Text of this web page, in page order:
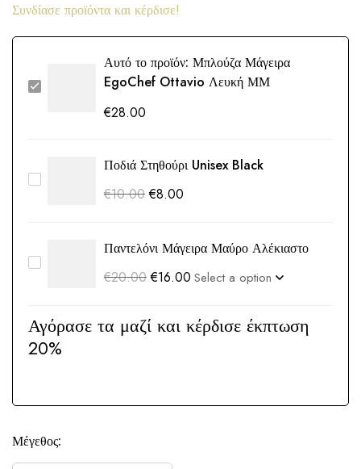
Συνδίασε προϊόντα και κέρδισε!
Αυτό το προϊόν: Μπλούζα Μάγειρα
EgoChef Ottavio Λευκή ΜΜ
€28.00
Ποδιά Στηθούρι Unisex Black
€10.00 €8.00
Παντελόνι Μάγειρα Μαύρο Αλέκιαστο
€20.00 €16.00
Αγόρασε τα μαζί και κέρδισε έκπτωση
20%
Μέγεθος: